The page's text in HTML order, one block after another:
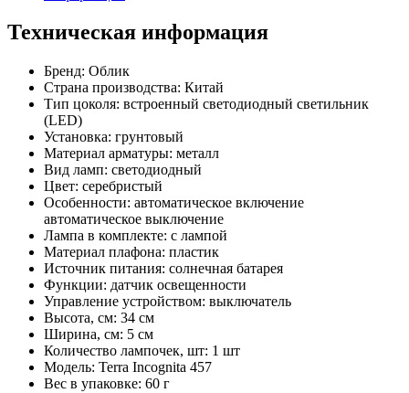
Техническая информация
Бренд: Облик
Страна производства: Китай
Тип цоколя: встроенный светодиодный светильник
(LED)
Установка: грунтовый
Материал арматуры: металл
Вид ламп: светодиодный
Цвет: серебристый
Особенности: автоматическое включение
автоматическое выключение
Лампа в комплекте: с лампой
Материал плафона: пластик
Источник питания: солнечная батарея
Функции: датчик освещенности
Управление устройством: выключатель
Высота, см: 34 см
Ширина, см: 5 см
Количество лампочек, шт: 1 шт
Модель: Terra Incognita 457
Вес в упаковке: 60 г